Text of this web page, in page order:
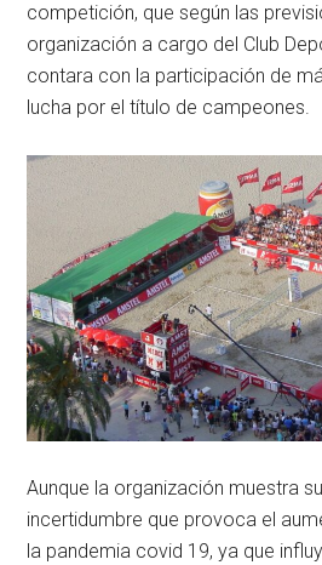
competición, que según las
organización a cargo del Club
contara con la participación de
lucha por el título de campeones.
Aunque la organización muestra
incertidumbre que provoca el
la pandemia covid 19, ya que